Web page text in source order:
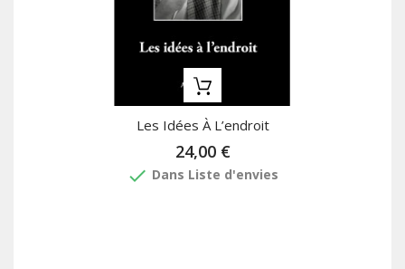
Les Idées À L’endroit
24,00 €
done Dans Liste d'envies